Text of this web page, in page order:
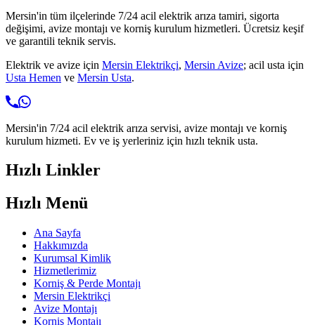
Mersin'in tüm ilçelerinde 7/24 acil elektrik arıza tamiri, sigorta
değişimi, avize montajı ve korniş kurulum hizmetleri. Ücretsiz keşif
ve garantili teknik servis.
Elektrik ve avize için Mersin Elektrikçi, Mersin Avize; acil usta için
Usta Hemen ve Mersin Usta.
Mersin'in 7/24 acil elektrik arıza servisi, avize montajı ve korniş
kurulum hizmeti. Ev ve iş yerleriniz için hızlı teknik usta.
Hızlı Linkler
Hızlı Menü
Ana Sayfa
Hakkımızda
Kurumsal Kimlik
Hizmetlerimiz
Korniş & Perde Montajı
Mersin Elektrikçi
Avize Montajı
Korniş Montajı